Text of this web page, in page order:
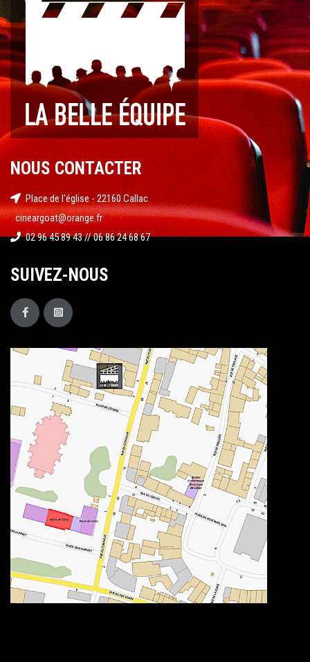
NOUS CONTACTER
Place de l'église - 22160 Callac
cineargoat@orange.fr
02 96 45 89 43 // 06 86 24 68 67
SUIVEZ-NOUS